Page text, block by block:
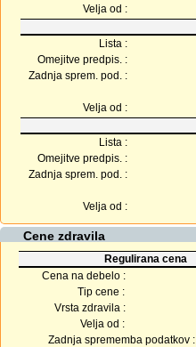
Velja od :
Lista :
Omejitve predpis. :
Zadnja sprem. pod. :
Velja od :
Lista :
Omejitve predpis. :
Zadnja sprem. pod. :
Velja od :
Cene zdravila
Regulirana cena
Cena na debelo :
Tip cene :
Vrsta zdravila :
Velja od :
Zadnja sprememba podatkov :